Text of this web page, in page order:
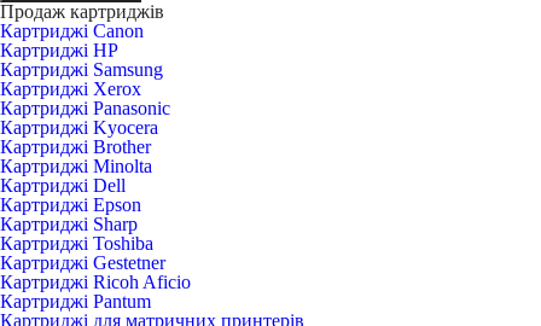
Продаж картриджів
Картриджі Canon
Картриджі HP
Картриджі Samsung
Картриджі Xerox
Картриджі Panasonic
Картриджі Kyocera
Картриджі Brother
Картриджі Minolta
Картриджі Dell
Картриджі Epson
Картриджі Sharp
Картриджі Toshiba
Картриджі Gestetner
Картриджі Ricoh Aficio
Картриджі Pantum
Картриджі для матричних принтерів